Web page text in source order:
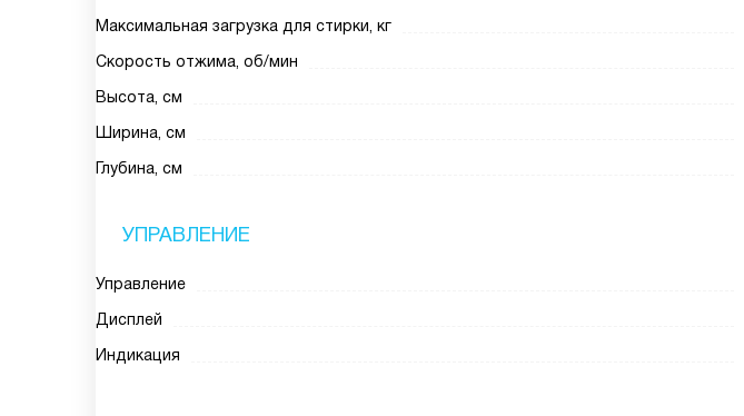
Максимальная загрузка для стирки, кг
Скорость отжима, об/мин
Высота, см
Ширина, см
Глубина, см
УПРАВЛЕНИЕ
Управление
Дисплей
Индикация